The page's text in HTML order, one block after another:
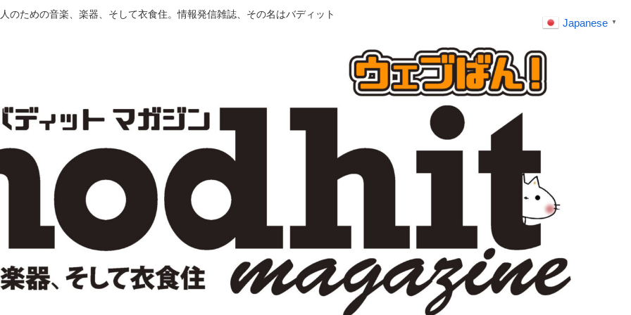
のための音楽、楽器、そして衣食住。情報発信雑誌、その名はバディット
Japanese ▼